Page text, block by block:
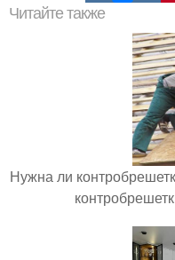
Читайте также
Нужна ли